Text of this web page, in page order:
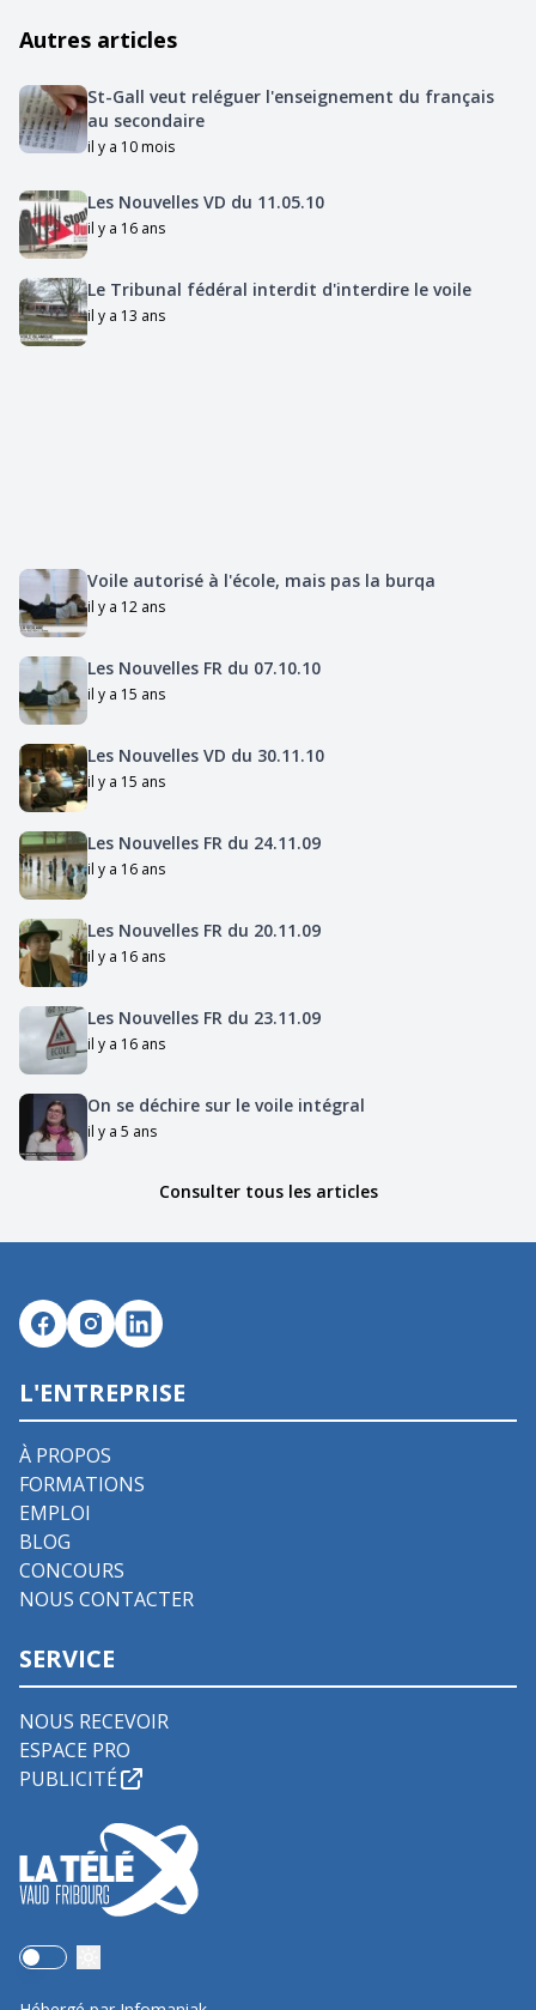
Autres articles
St-Gall veut reléguer l'enseignement du français
au secondaire
il y a 10 mois
Les Nouvelles VD du 11.05.10
il y a 16 ans
Le Tribunal fédéral interdit d'interdire le voile
il y a 13 ans
Voile autorisé à l'école, mais pas la burqa
il y a 12 ans
Les Nouvelles FR du 07.10.10
il y a 15 ans
Les Nouvelles VD du 30.11.10
il y a 15 ans
Les Nouvelles FR du 24.11.09
il y a 16 ans
Les Nouvelles FR du 20.11.09
il y a 16 ans
Les Nouvelles FR du 23.11.09
il y a 16 ans
On se déchire sur le voile intégral
il y a 5 ans
Consulter tous les articles
L'ENTREPRISE
À PROPOS
FORMATIONS
EMPLOI
BLOG
CONCOURS
NOUS CONTACTER
SERVICE
NOUS RECEVOIR
ESPACE PRO
PUBLICITÉ
Use setting